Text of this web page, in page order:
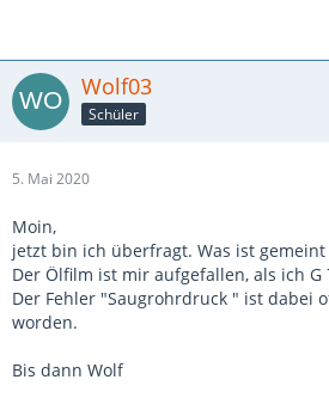
Wolf03
Schüler
5. Mai 2020
Moin,
jetzt bin ich überfragt. Was ist gemeint
Der Ölfilm ist mir aufgefallen, als ich G
Der Fehler "Saugrohrdruck " ist dabei
worden.
Bis dann Wolf